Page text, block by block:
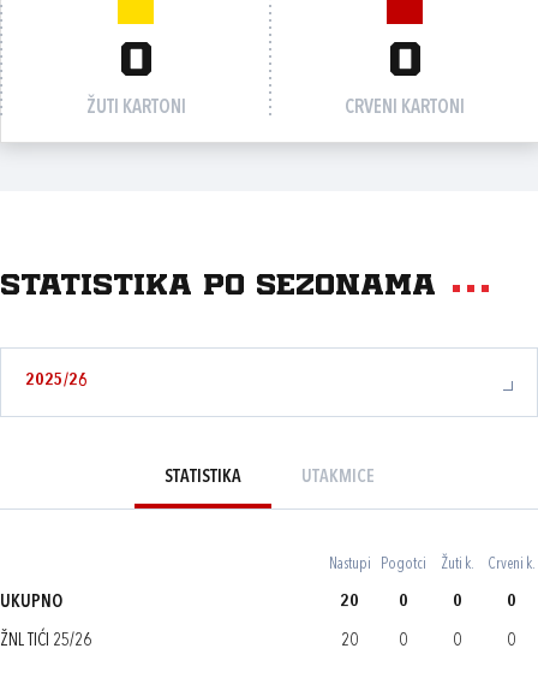
0
ŽUTI KARTONI
0
CRVENI KARTONI
Statistika po sezonama
2025/26
STATISTIKA UTAKMICE
Nastupi Pogotci Žuti k. Crveni k.
UKUPNO 20 0 0 0
ŽNL TIĆI 25/26 20 0 0 0